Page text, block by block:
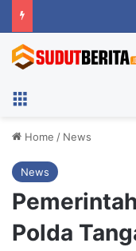
Home / News
News
Polda